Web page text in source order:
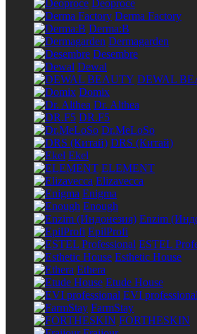
Deoproce
Derma Factory
Derma:B
Dermagarden
Desembre
Dewal
DEWAL
Domix
Dr. Althea
DR.F5
Dr.MeLoSo
DRS (Китай)
Ekel
ELEMENT
Elizavecca
Enigma
Enough
Enzim
EpilProfi
ESTEL
Esthetic House
Ethera
Etude House
EVI professional
FarmStay
FORTHESKIN